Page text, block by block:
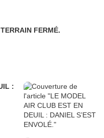
RISQUE INCENDIE TRÉS ÉLEVÉ : TERRAIN FERMÉ.